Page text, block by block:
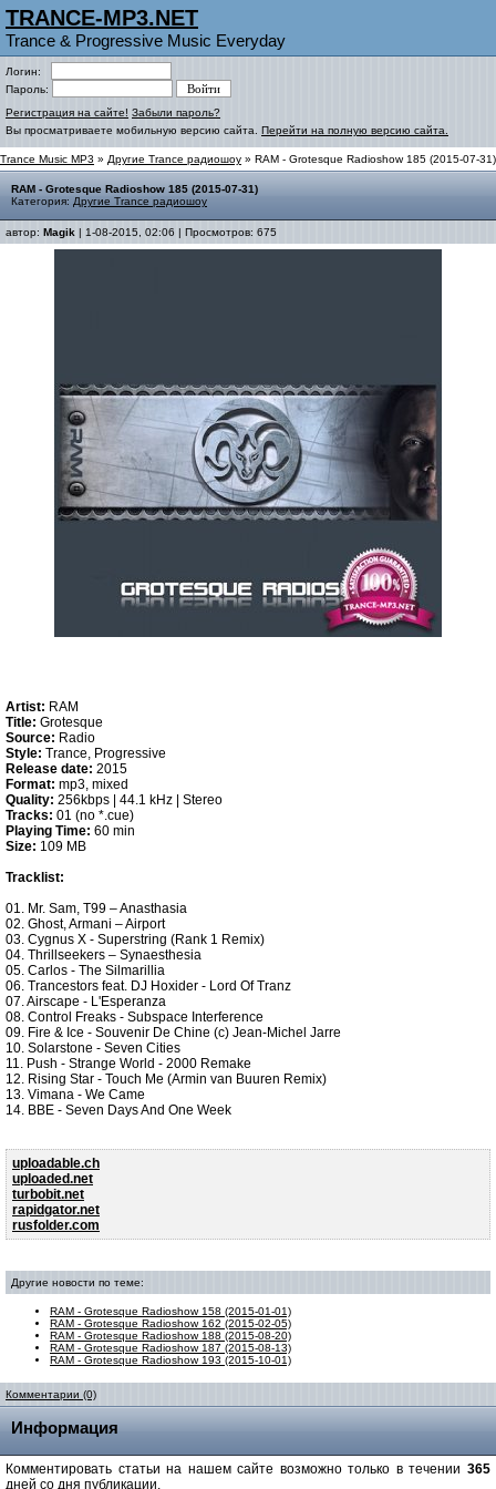
TRANCE-MP3.NET
Trance & Progressive Music Everyday
Логин:
Пароль:
Регистрация на сайте! Забыли пароль?
Вы просматриваете мобильную версию сайта. Перейти на полную версию сайта.
Trance Music MP3 » Другие Trance радиошоу » RAM - Grotesque Radioshow 185 (2015-07-31)
RAM - Grotesque Radioshow 185 (2015-07-31)
Категория: Другие Trance радиошоу
автор: Magik | 1-08-2015, 02:06 | Просмотров: 675
Artist: RAM
Title: Grotesque
Source: Radio
Style: Trance, Progressive
Release date: 2015
Format: mp3, mixed
Quality: 256kbps | 44.1 kHz | Stereo
Tracks: 01 (no *.cue)
Playing Time: 60 min
Size: 109 MB
Tracklist:
01. Mr. Sam, T99 – Anasthasia
02. Ghost, Armani – Airport
03. Cygnus X - Superstring (Rank 1 Remix)
04. Thrillseekers – Synaesthesia
05. Carlos - The Silmarillia
06. Trancestors feat. DJ Hoxider - Lord Of Tranz
07. Airscape - L'Esperanza
08. Control Freaks - Subspace Interference
09. Fire & Ice - Souvenir De Chine (c) Jean-Michel Jarre
10. Solarstone - Seven Cities
11. Push - Strange World - 2000 Remake
12. Rising Star - Touch Me (Armin van Buuren Remix)
13. Vimana - We Came
14. BBE - Seven Days And One Week
uploadable.ch
uploaded.net
turbobit.net
rapidgator.net
rusfolder.com
Другие новости по теме:
RAM - Grotesque Radioshow 158 (2015-01-01)
RAM - Grotesque Radioshow 162 (2015-02-05)
RAM - Grotesque Radioshow 188 (2015-08-20)
RAM - Grotesque Radioshow 187 (2015-08-13)
RAM - Grotesque Radioshow 193 (2015-10-01)
Комментарии (0)
Информация
Комментировать статьи на нашем сайте возможно только в течении 365
дней со дня публикации.